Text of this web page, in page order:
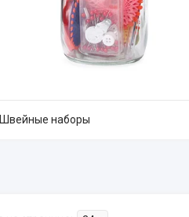
Швейные наборы